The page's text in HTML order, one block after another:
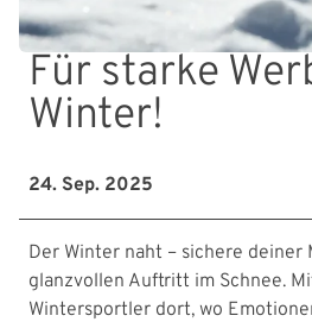
Für starke
Winter!
24. Sep. 2025
Der Winter naht – sichere deiner
glanzvollen Auftritt im Schnee.
Wintersportler dort, wo